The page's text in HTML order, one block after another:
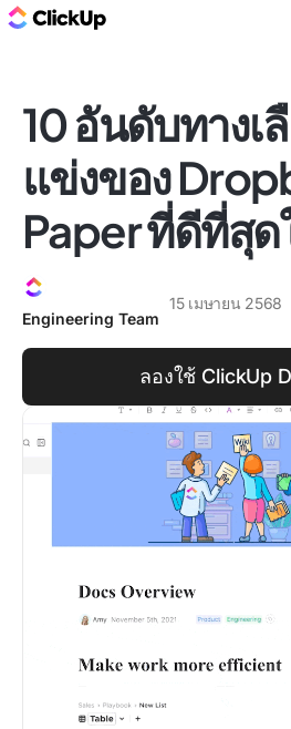
10 อันดับทางเ
แข่งของ
Paper ที่ดีที่สุ
Engineering Team
15 เมษายน 2568
ลองใช้ ClickUp